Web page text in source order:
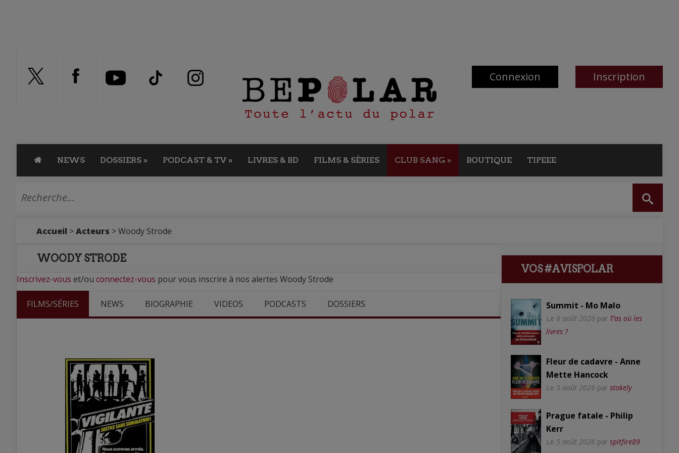
Connexion Inscription
NEWS DOSSIERS » PODCAST & TV » LIVRES & BD FILMS & SÉRIES CLUB SANG » BOUTIQUE TIPEEE
Accueil >Acteurs > Woody Strode
WOODY STRODE
Inscrivez-vous et/ou connectez-vous pour vous inscrire à nos alertes Woody Strode
FILMS/SÉRIES NEWS BIOGRAPHIE VIDEOS PODCASTS DOSSIERS
VOS #AVISPOLAR
Summit - Mo Malo
Le 6 août 2026 par T’as où les
livres ?
Fleur de cadavre - Anne
Mette Hancock
Le 5 août 2026 par stokely
Prague fatale - Philip
Kerr
Le 5 août 2026 par spitfire89